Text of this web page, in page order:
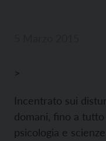
>
Incentrato sui
domani, fino a
psicologia e